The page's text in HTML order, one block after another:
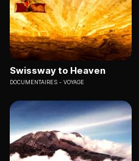
Swissway to Heaven
DOCUMENTAIRES VOYAGE